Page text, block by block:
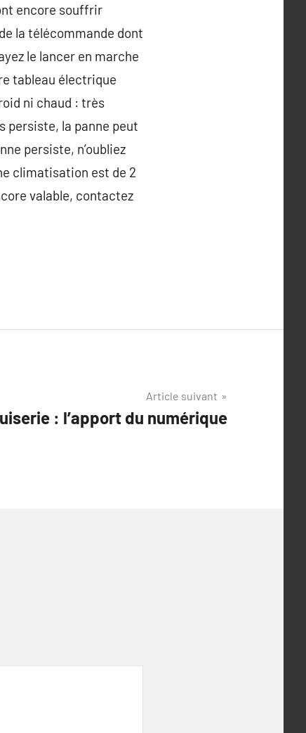
encore souffrir
la télécommande dont
le lancer en marche
tableau électrique
ni chaud : très
persiste, la panne peut
persiste, n’oubliez
climatisation est de 2
valable, contactez
Article suivant
: l’apport du numérique